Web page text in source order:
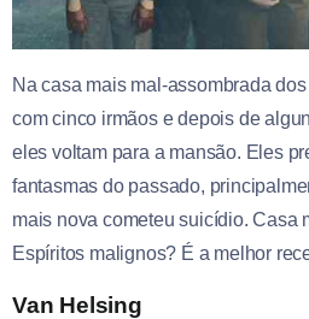
Na casa mais mal-assombrada
com cinco irmãos e depois de
eles voltam para a mansão. Eles
fantasmas do passado,
mais nova cometeu suicídio. Casa
Espíritos malignos? É a melhor
Van Helsing